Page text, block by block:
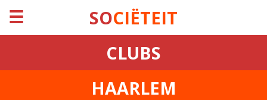
☰ SOCIËTEIT
CLUBS
HAARLEM